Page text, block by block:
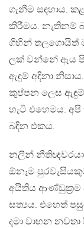
ගැනීම සඳහාය​.
කිරීමය​. නැතිනම්
ගිහින් තලගොයිත්
ලක් වන්නේ ඇය
ඇඳුම් අඳිනා
කුප්පන ලෙස ඇඳුම්
හැටි එහෙමය​.
බඳින එකය.
නලීන් නීතිඥවරයා
ඕනෑම
අයිතිය ආණ්ඩුක්‍රම
සත්‍යය​. එහෙත්
දමා වාහන